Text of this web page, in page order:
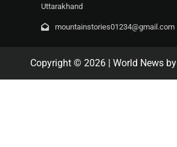
Uttarakhand
mountainstories01234@gmail.com
Copyright © 2026 | World News by